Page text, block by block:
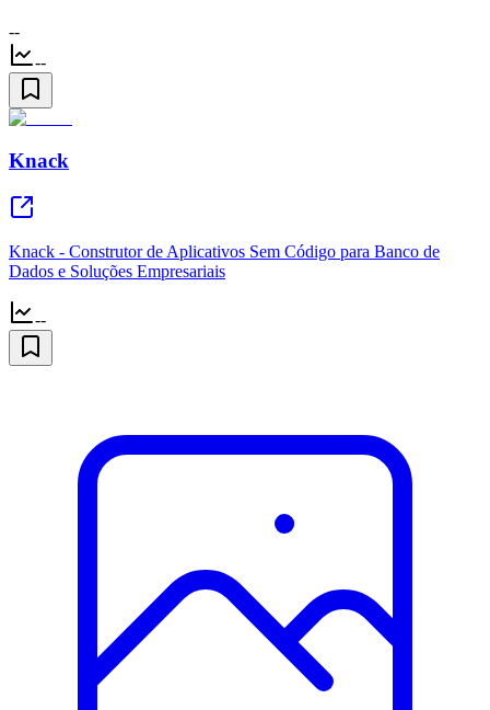
--
--
Knack
Knack - Construtor de Aplicativos Sem Código para Banco de
Dados e Soluções Empresariais
--